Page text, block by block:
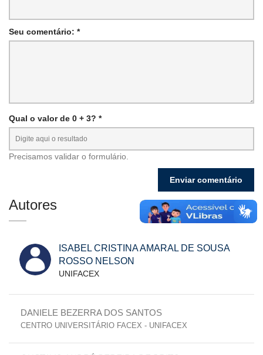
Seu comentário: *
Qual o valor de 0 + 3? *
Precisamos validar o formulário.
Autores
ISABEL CRISTINA AMARAL DE SOUSA
ROSSO NELSON
UNIFACEX
DANIELE BEZERRA DOS SANTOS
CENTRO UNIVERSITÁRIO FACEX - UNIFACEX